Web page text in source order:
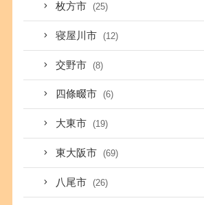
枚方市 (25)
寝屋川市 (12)
交野市 (8)
四條畷市 (6)
大東市 (19)
東大阪市 (69)
八尾市 (26)